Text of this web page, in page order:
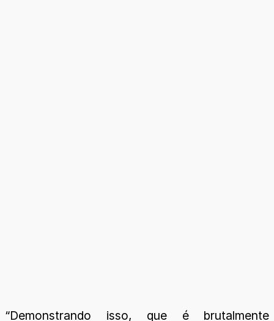
“Demonstrando isso, que é brutalmente